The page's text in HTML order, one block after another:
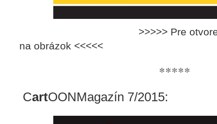
>>>>> Pre otvorenie
na obrázok <<<<<
*****
CartOONMagazín 7/2015: